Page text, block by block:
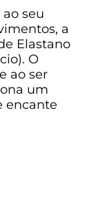
seu
a
Elastano
O
ao ser
um
encante